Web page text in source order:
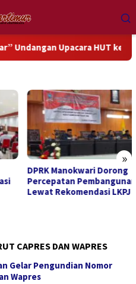
Upacara HUT ke-81
»
DPRK Manokwari Dorong
Percepatan Pembangunan
Lewat Rekomendasi LKPJ 2025
CAPRES DAN WAPRES
Gelar Pengundian Nomor
Wapres